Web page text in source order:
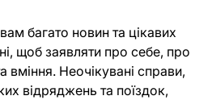
багато новин та цікавих
щоб заявляти про себе, про
вміння. Неочікувані справи,
відряджень та поїздок,